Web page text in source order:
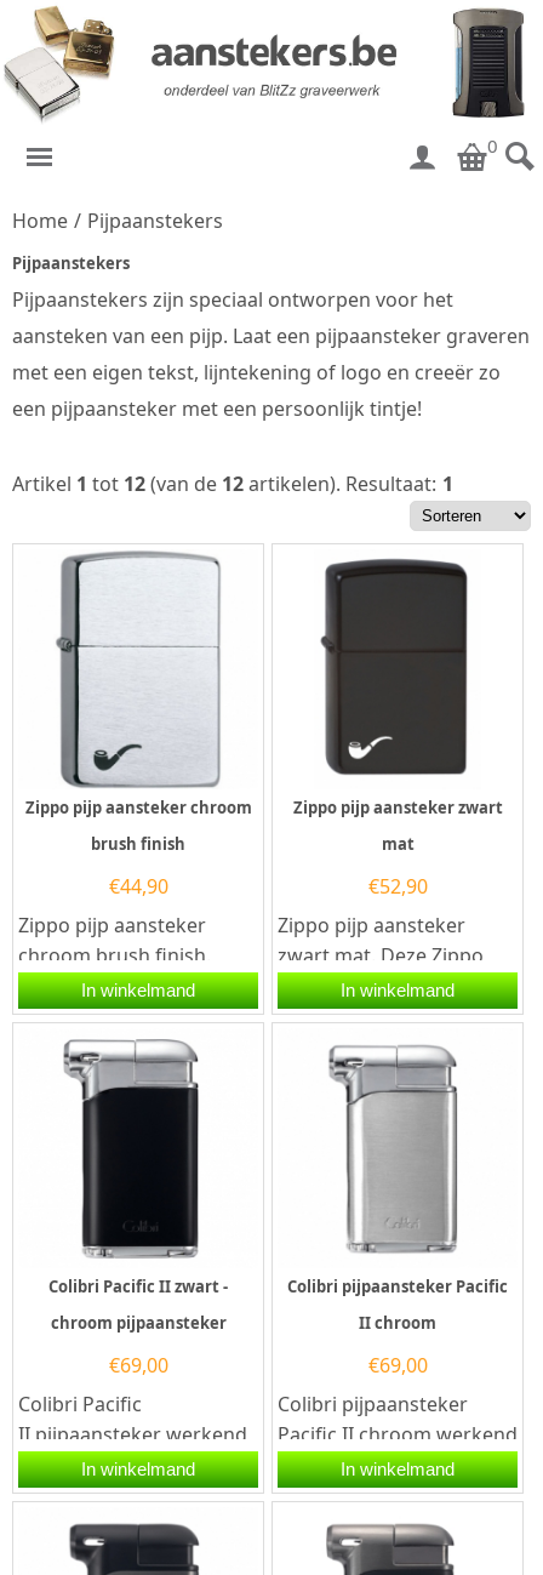
0
Home / Pijpaanstekers
Pijpaanstekers
Pijpaanstekers zijn speciaal ontworpen voor het
aansteken van een pijp. Laat een pijpaansteker graveren
met een eigen tekst, lijntekening of logo en creeër zo
een pijpaansteker met een persoonlijk tintje!
Artikel 1 tot 12(van de 12artikelen). Resultaat: 1
Zippo pijp aansteker chroom
brush finish
€44,90
Zippo pijp aansteker
chroom brush finish.
Deze Zippo pijp aansteker
heeft een geborsteld
zilveren...
In winkelmand
Zippo pijp aansteker zwart
mat
€52,90
Zippo pijp aansteker
zwart mat. Deze Zippo
pijp aansteker heeft een
mat zwarte afwerking
over...
In winkelmand
Colibri Pacific II zwart -
chroom pijpaansteker
€69,00
Colibri Pacific
II pijpaansteker werkend
op butaangas. Deze
rechthoekige Colibri...
In winkelmand
Colibri pijpaansteker Pacific
II chroom
€69,00
Colibri pijpaansteker
Pacific II chroom werkend
op butaangas. Deze
rechthoekige Colibri
aansteker...
In winkelmand